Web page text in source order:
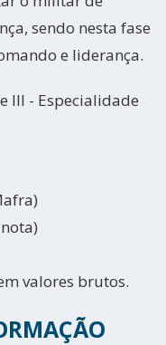
sendo nesta fase
e liderança.
III - Especialidade
valores brutos.